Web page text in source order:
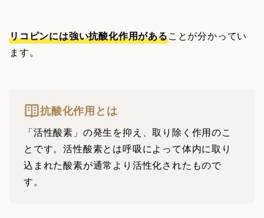
リコピンには強い抗酸化作用があることが分かってい
ます。
抗酸化作用とは
「活性酸素」の発生を抑え、取り除く作用のこ
とです。活性酸素とは呼吸によって体内に取り
込まれた酸素が通常より活性化されたもので
す。